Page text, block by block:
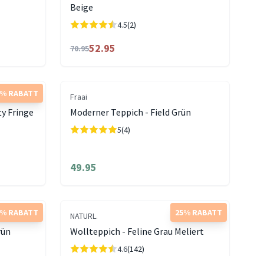
Beige
4.5(2)
70.9552.95
RABATT
Fringe
Fraai
Moderner Teppich - Field Grün
5(4)
49.95
RABATT 25% RABATT
NATURL.
Wollteppich - Feline Grau Meliert
4.6(142)